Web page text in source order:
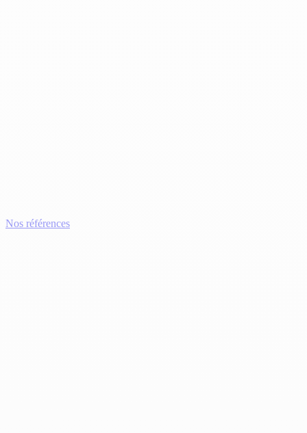
Nos références